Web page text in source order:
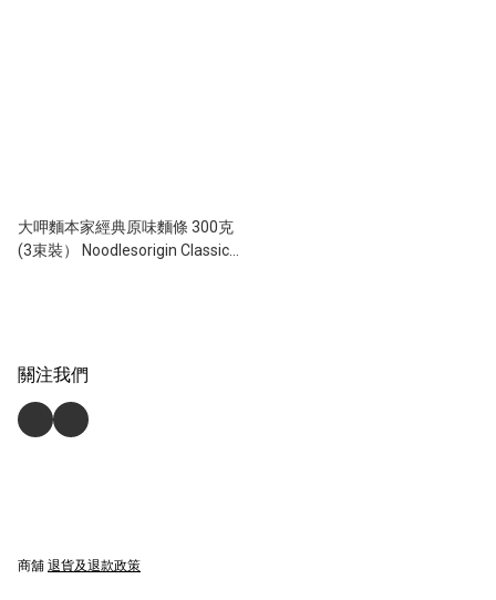
大呷麵本家經典原味麵條 300克
(3束裝） Noodlesorigin Classic
關注我們
商舖 退貨及退款政策